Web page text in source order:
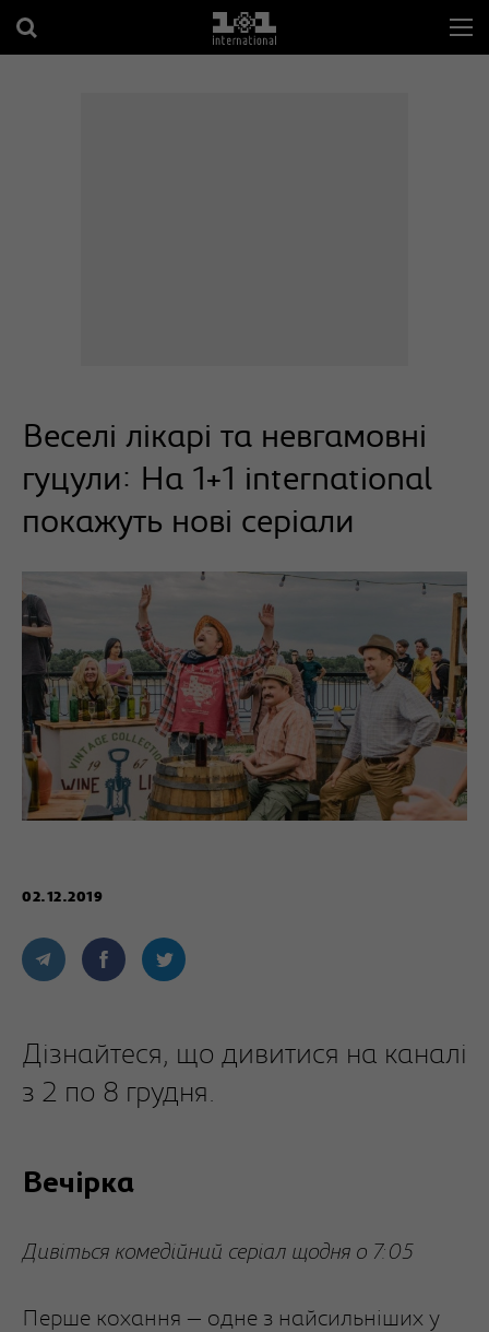
Веселі лікарі та невгамовні
гуцули: На 1+1 international
покажуть нові серіали
02.12.2019
Дізнайтеся, що дивитися на каналі
з 2 по 8 грудня.
Вечірка
Дивіться комедійний серіал щодня о 7:05
Перше кохання — одне з найсильніших у